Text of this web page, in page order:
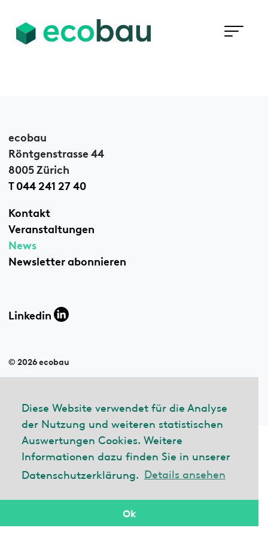
Diese Website verwendet für die Analyse
der Nutzung und weiteren statistischen
Auswertungen Cookies. Weitere
Informationen dazu finden Sie in unserer
Datenschutzerklärung. Details ansehen
Ok
ecobau
Röntgenstrasse 44
8005 Zürich
T 044 241 27 40
Kontakt
Veranstaltungen
News
Newsletter abonnieren
Linkedin
© 2026 ecobau